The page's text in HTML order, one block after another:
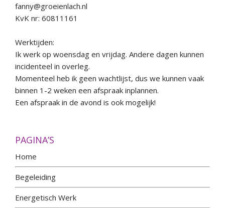
fanny@groeienlach.nl
KvK nr: 60811161
Werktijden:
Ik werk op woensdag en vrijdag. Andere dagen kunnen
incidenteel in overleg.
Momenteel heb ik geen wachtlijst, dus we kunnen vaak
binnen 1-2 weken een afspraak inplannen.
Een afspraak in de avond is ook mogelijk!
PAGINA’S
Home
Begeleiding
Energetisch Werk